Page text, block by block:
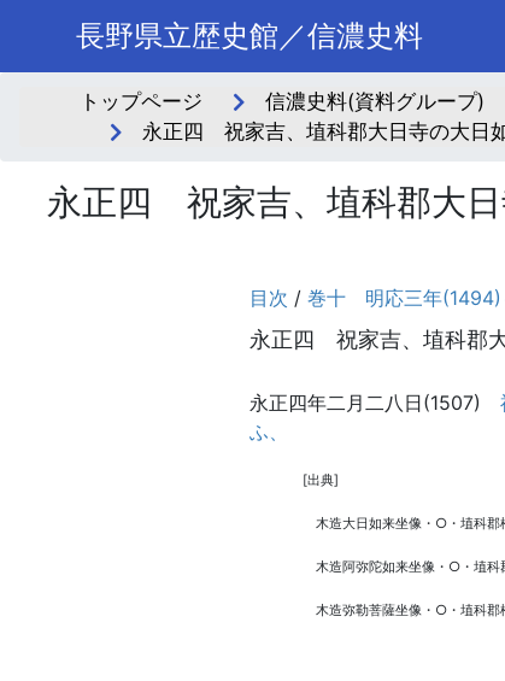
長野県立歴史館／信濃史料
トップページ 信濃史料(資料グループ)
永正四 祝家吉、埴科郡大日寺の大日
永正四 祝家吉、埴科郡大日